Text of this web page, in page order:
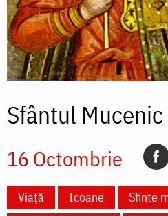
Sfântul
16 Octombrie
Viață Icoane
Sfinte